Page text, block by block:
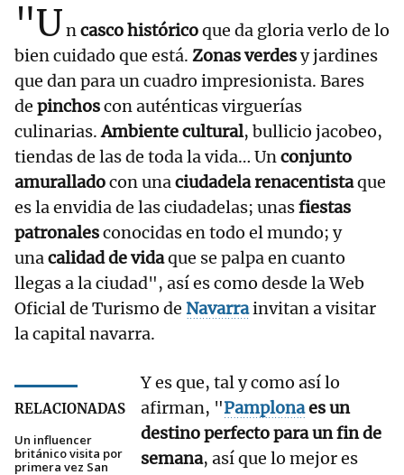
"Uncasco históricoque da gloria verlo de lo
bien cuidado que está. Zonas verdesy jardines
que dan para un cuadro impresionista. Bares
de pinchoscon auténticas virguerías
culinarias.Ambiente cultural, bullicio jacobeo,
tiendas de las de toda la vida… Unconjunto
amuralladocon unaciudadela renacentistaque
es la envidia de las ciudadelas; unasfiestas
patronalesconocidas en todo el mundo; y
unacalidad de vidaque se palpa en cuanto
llegas a la ciudad", así es como desde la Web
Oficial de Turismo de Navarrainvitan a visitar
la capital navarra.
RELACIONADAS
Un influencer
británico visita por
primera vez San
Y es que, tal y como así lo
afirman, "Pamplonaes un
destino perfecto para un fin de
semana, así que lo mejor es